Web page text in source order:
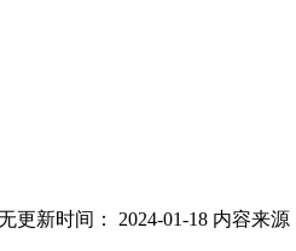
更新时间： 2024-01-18 内容来源